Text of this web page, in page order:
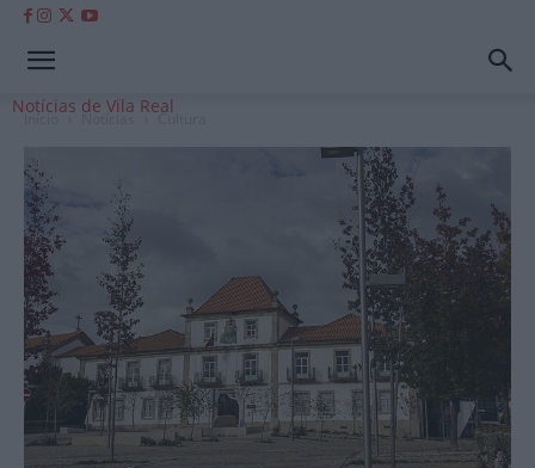
Notícias de Vila Real
Início Notícias Cultura